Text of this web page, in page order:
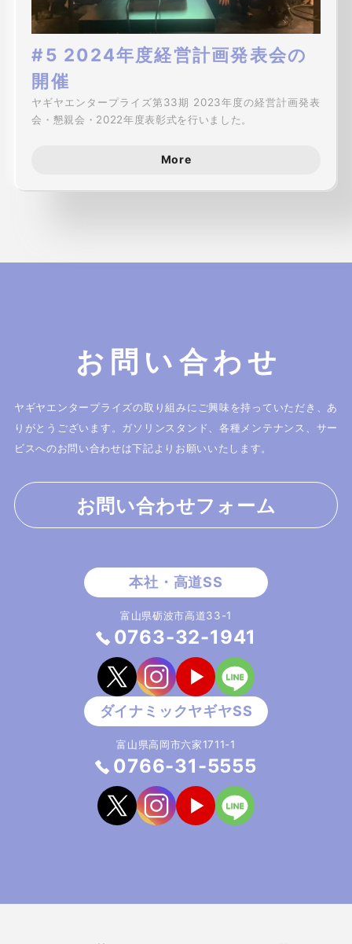
#5 2024年度経営計画発表会の
開催
ヤギヤエンタープライズ第33期 2023年度の経営計画発表
会・懇親会・2022年度表彰式を行いました。
More
お問い合わせ
ヤギヤエンタープライズの取り組みにご興味を持っていただき、あ
りがとうございます。
ガソリンスタンド、各種メンテナンス、サー
ビスへのお問い合わせは下記よりお願いいたします。
お問い合わせフォーム
富山県砺波市高道33-1
0763-32-1941
富山県高岡市六家1711-1
0766-31-5555